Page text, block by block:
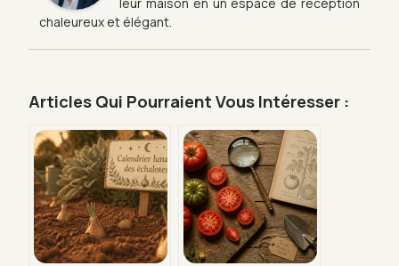
chaleureux et élégant.
Articles Qui Pourraient Vous Intéresser :